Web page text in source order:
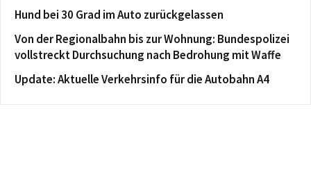
Hund bei 30 Grad im Auto zurückgelassen
Von der Regionalbahn bis zur Wohnung: Bundespolizei
vollstreckt Durchsuchung nach Bedrohung mit Waffe
Update: Aktuelle Verkehrsinfo für die Autobahn A4